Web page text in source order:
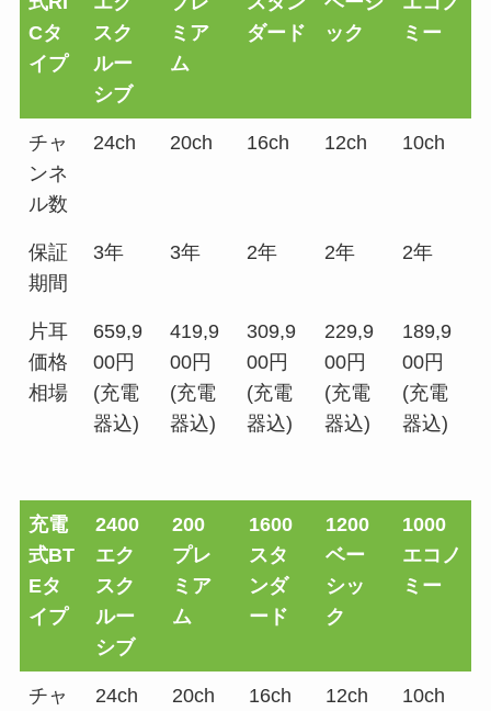
Cタ
イプ
スク
ルー
シブ
ミア
ム
ダード
ック
ミー
チャ
ンネ
ル数
24ch 20ch 16ch 12ch 10ch
保証
期間
3年 3年 2年 2年 2年
片耳
価格
相場
659,9
00円
(充電
器込)
419,9
00円
(充電
器込)
309,9
00円
(充電
器込)
229,9
00円
(充電
器込)
189,9
00円
(充電
器込)
充電
式BT
Eタ
イプ
2400
エク
スク
ルー
シブ
200
プレ
ミア
ム
1600
スタ
ンダ
ード
1200
ベー
シッ
ク
1000
エコノ
ミー
チャ
24ch 20ch 16ch 12ch 10ch